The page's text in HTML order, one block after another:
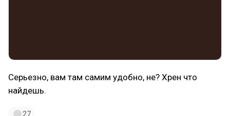
Серьезно, вам там самим удобно, не? Хрен что
найдешь.
27